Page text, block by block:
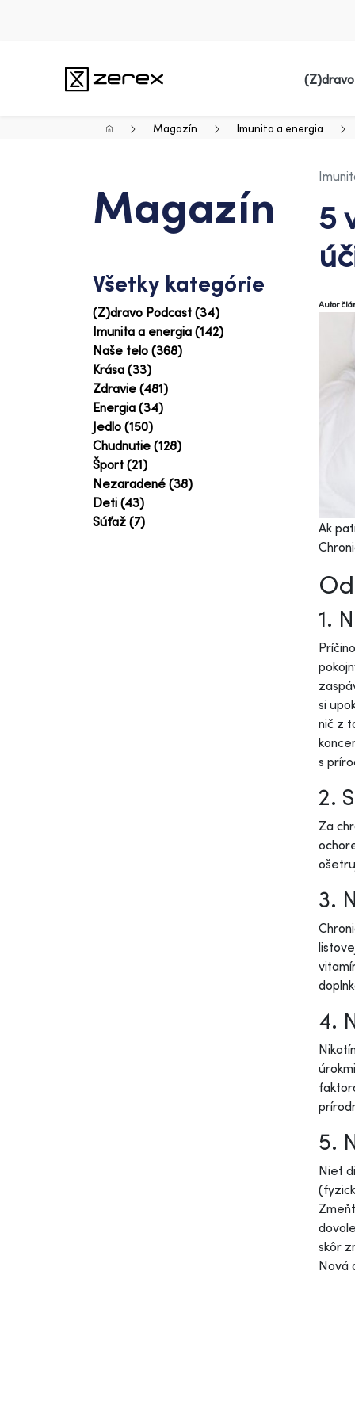
Magazín Imunita a energia
Magazín
Všetky kategórie
(Z)dravo Podcast (34)
Imunita a energia (142)
Naše telo (368)
Krása (33)
Zdravie (481)
Energia (34)
Jedlo (150)
Chudnutie (128)
Šport (21)
Nezaradené (38)
Deti (43)
Súťaž (7)
5
Autor
Ak
1.
si
nič z
s
2.
Za
3.
4.
5.
Niet
skôr
Nová